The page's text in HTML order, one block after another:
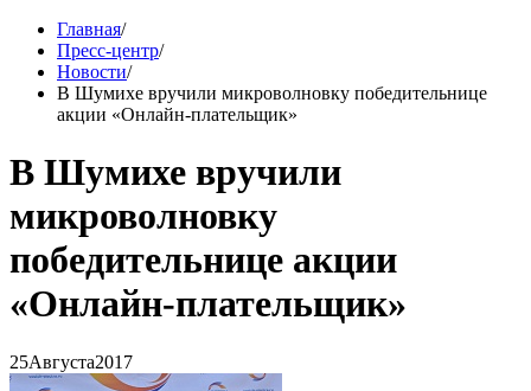
Главная/
Пресс-центр/
Новости/
В Шумихе вручили микроволновку победительнице
акции «Онлайн-плательщик»
В Шумихе вручили
микроволновку
победительнице акции
«Онлайн-плательщик»
25Августа2017